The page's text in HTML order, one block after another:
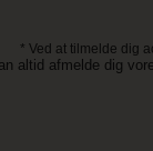
* Ved at tilmelde dig
altid afmelde dig